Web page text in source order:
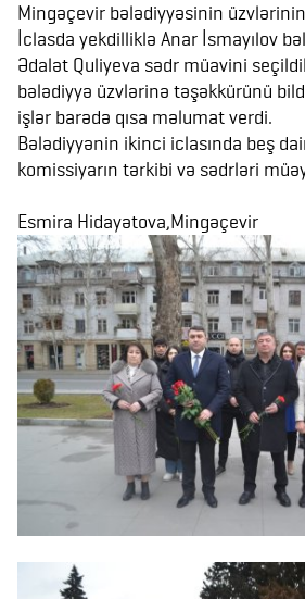
Mingəçevir bələdiyyəsinin
İclasda yekdilliklə Anar İsmayılov
Ədalət Quliyeva sədr müavini
bələdiyyə üzvlərinə təşəkkürünü
işlər barədə qısa məlumat verdi.
Bələdiyyənin ikinci iclasında beş
komissiyarın tərkibi və sədrləri
Esmira Hidayətova,Mingəçevir